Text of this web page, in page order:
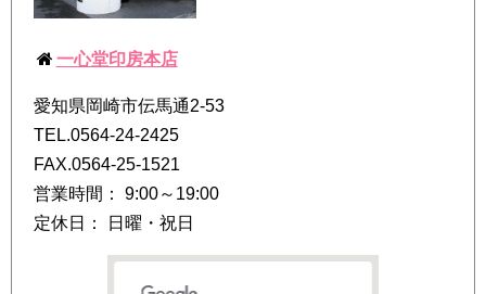
一心堂印房本店
愛知県岡崎市伝馬通2-53
TEL.0564-24-2425
FAX.0564-25-1521
営業時間： 9:00～19:00
定休日： 日曜・祝日